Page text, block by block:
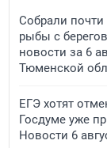
Собрали
рыбы с
новости за 6
Тюменской
ЕГЭ хотят
Госдуме уже
Новости 6